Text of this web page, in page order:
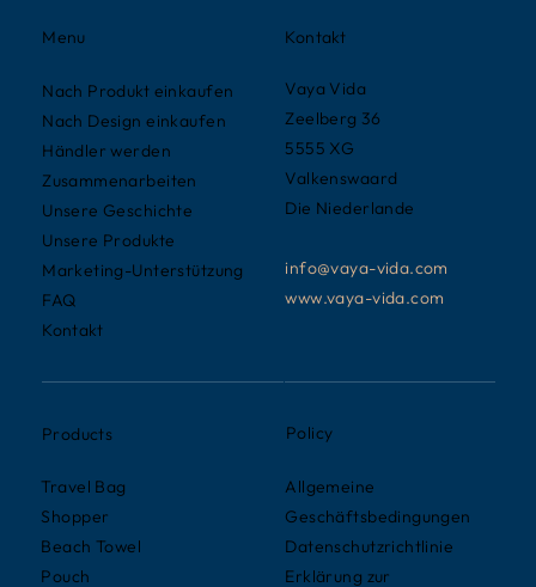
Kontakt
Vaya Vida
Zeelberg 36
5555 XG
Valkenswaard
Die Niederlande
info@vaya-vida.com
www.vaya-vida.com
Menu
Nach Produkt einkaufen
Nach Design einkaufen
Händler werden
Zusammenarbeiten
Unsere Geschichte
Unsere Produkte
Marketing-Unterstützung
FAQ
Kontakt
Products
Travel Bag
Shopper
Beach Towel
Pouch
Policy
Allgemeine
Geschäftsbedingungen
Datenschutzrichtlinie
Erklärung zur